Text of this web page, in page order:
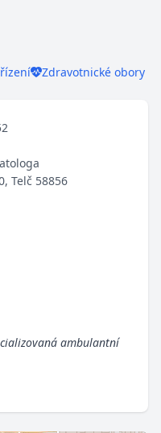
Zdravotnické obory
Telč 58856
ambulantní